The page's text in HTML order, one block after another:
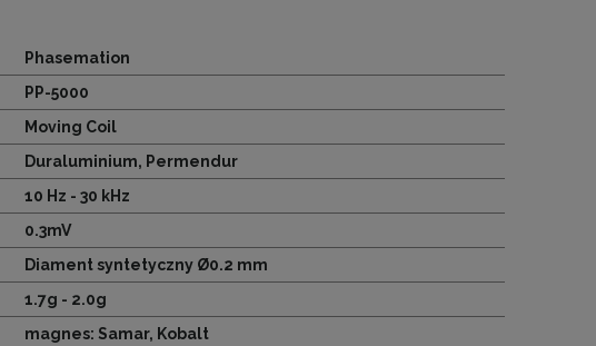
Phasemation
PP-5000
Moving Coil
Duraluminium, Permendur
10 Hz - 30 kHz
0.3mV
Diament syntetyczny Ø0.2 mm
1.7g - 2.0g
magnes: Samar, Kobalt